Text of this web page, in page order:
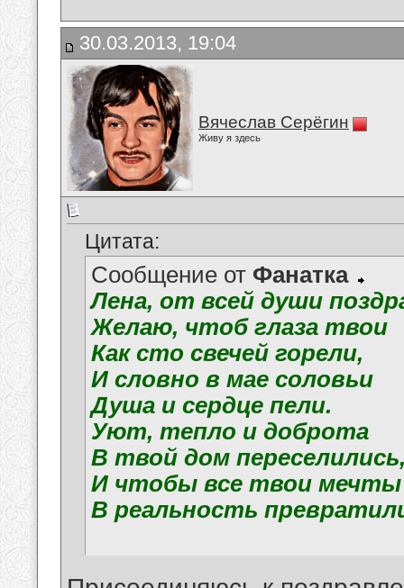
30.03.2013, 19:04
Вячеслав Серёгин
Живу я здесь
Цитата:
Сообщение от Фанатка
Лена, от всей души
Желаю, чтоб глаза твои
Как сто свечей горели,
И словно в мае соловьи
Душа и сердце пели.
Уют, тепло и доброта
В твой дом
И чтобы все твои мечты
В реальность